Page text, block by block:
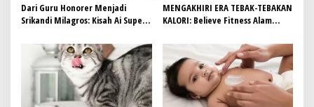
Dari Guru Honorer Menjadi
Srikandi Milagros: Kisah Ai Supeni
Sebotol Air
MENGAKHIRI ERA TEBAK-TEBAKAN
KALORI: Believe Fitness Alam
Nutritionist & Garansi 100%
Cashback Transformasi